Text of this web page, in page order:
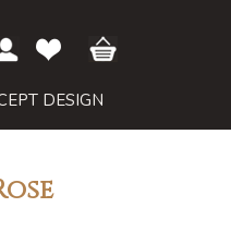
DESIGN